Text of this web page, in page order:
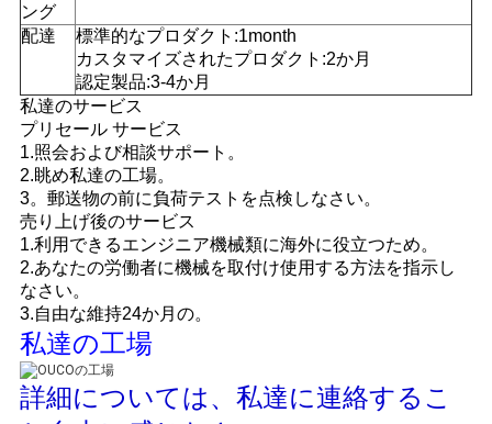
ング
配達
標準的なプロダクト:1month
カスタマイズされたプロダクト:2か月
認定製品:3-4か月
私達のサービス
プリセール サービス
1.照会および相談サポート。
2.眺め私達の工場。
3。郵送物の前に負荷テストを点検しなさい。
売り上げ後のサービス
1.利用できるエンジニア機械類に海外に役立つため。
2.あなたの労働者に機械を取付け使用する方法を指示し
なさい。
3.自由な維持24か月の。
私達の工場
詳細については、私達に連絡するこ